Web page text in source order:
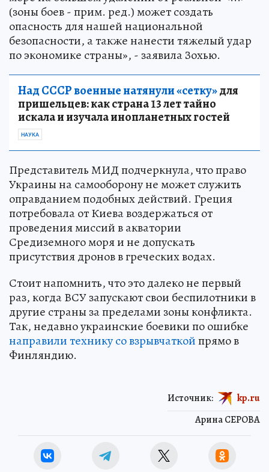
(зоны боев - прим. ред.) может создать
опасность для нашей национальной
безопасности, а также нанести тяжелый удар
по экономике страны», - заявила Зохью.
Над СССР военные натянули «сетку»для
пришельцев: как страна 13 лет тайно
искала и изучала инопланетных гостей
НАУКА
Представитель МИД подчеркнула, что право
Украины на самооборону не может служить
оправданием подобных действий. Греция
потребовала от Киева воздержаться от
проведения миссий в акватории
Средиземного моря и не допускать
присутствия дронов в греческих водах.
Стоит напомнить, что это далеко не первый
раз, когда ВСУ запускают свои беспилотники в
другие страны за пределами зоны конфликта.
Так, недавно украинские боевики по ошибке
направили технику со взрывчаткойпрямо в
Финляндию.
Арина СЕРОВА
Источник: kp.ru